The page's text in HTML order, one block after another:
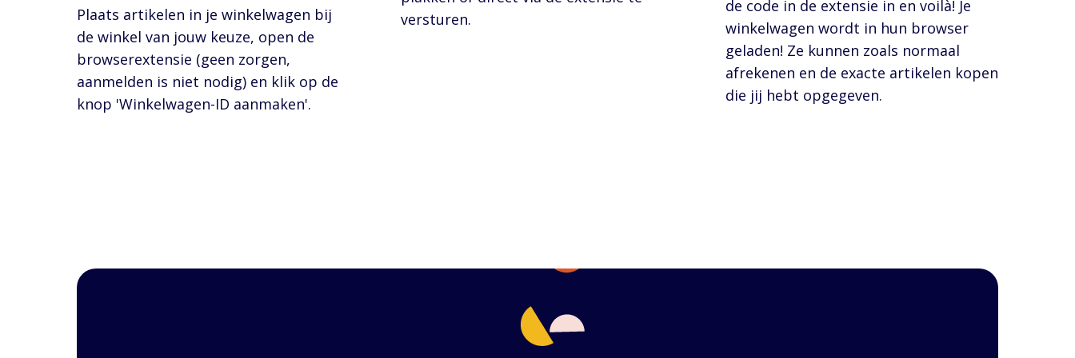
Plaats artikelen in je winkelwagen bij
de winkel van jouw keuze, open de
browserextensie (geen zorgen,
aanmelden is niet nodig) en klik op de
knop 'Winkelwagen-ID aanmaken'.
versturen.
de code in de extensie in en voilà! Je
winkelwagen wordt in hun browser
geladen! Ze kunnen zoals normaal
afrekenen en de exacte artikelen kopen
die jij hebt opgegeven.